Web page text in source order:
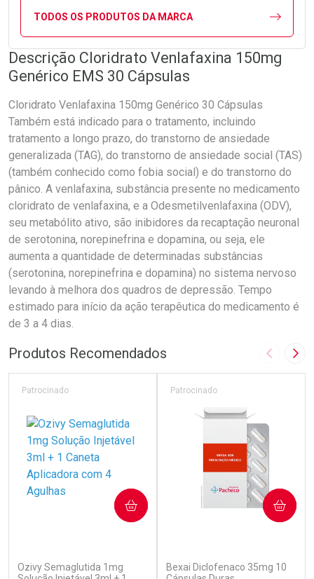
TODOS OS PRODUTOS DA MARCA
Descrição Cloridrato Venlafaxina 150mg
Genérico EMS 30 Cápsulas
Cloridrato Venlafaxina 150mg Genérico 30 Cápsulas
Também está indicado para o tratamento, incluindo
tratamento a longo prazo, do transtorno de ansiedade
generalizada (TAG), do transtorno de ansiedade social (TAS)
(também conhecido como fobia social) e do transtorno do
pânico. A venlafaxina, substância presente no medicamento
cloridrato de venlafaxina, e a Odesmetilvenlafaxina (ODV),
seu metabólito ativo, são inibidores da recaptação neuronal
de serotonina, norepinefrina e dopamina, ou seja, ele
aumenta a quantidade de determinadas substâncias
(serotonina, norepinefrina e dopamina) no sistema nervoso
levando à melhora dos quadros de depressão. Tempo
estimado para início da ação terapêutica do medicamento é
de 3 a 4 dias.
Produtos Recomendados Imagem
Ozivy Semaglutida 1mg
Patrocinado
COMPRAR
Bexai Diclofenaco 35mg 10
Patrocinado
COMPRAR